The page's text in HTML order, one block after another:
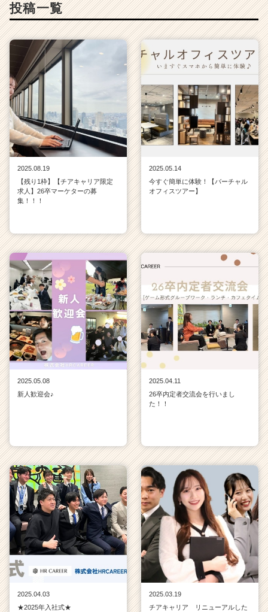
投稿一覧
2025.08.19
【残り1枠】【チアキャリア限定
求人】26卒マーケターの募
集！！！
2025.05.14
今すぐ簡単に体験！【バーチャル
オフィスツアー】
2025.05.08
新人歓迎会♪
2025.04.11
26卒内定者交流会を行いまし
た！！
2025.04.03
★2025年入社式★
2025.03.19
チアキャリア リニューアルした